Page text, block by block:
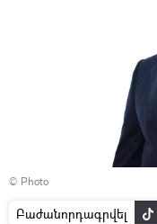
© Photo
Բաժանորդագրվել